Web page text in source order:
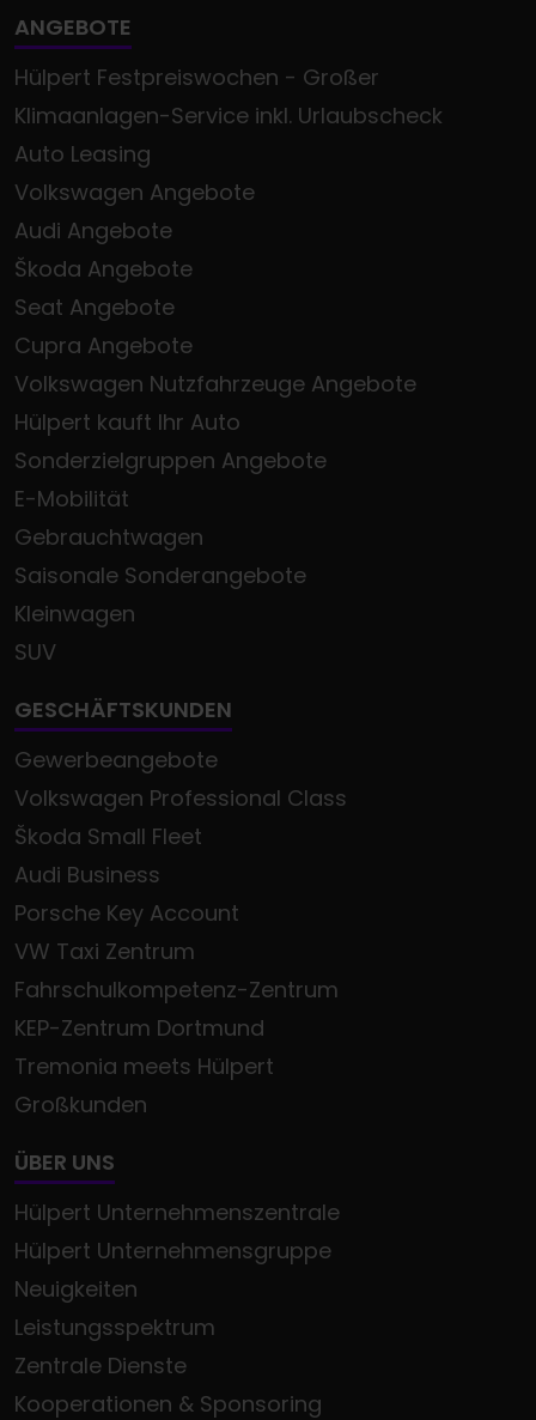
ANGEBOTE
Hülpert Festpreiswochen - Großer
Klimaanlagen-Service inkl. Urlaubscheck
Auto Leasing
Volkswagen Angebote
Audi Angebote
Škoda Angebote
Seat Angebote
Cupra Angebote
Volkswagen Nutzfahrzeuge Angebote
Hülpert kauft Ihr Auto
Sonderzielgruppen Angebote
E-Mobilität
Gebrauchtwagen
Saisonale Sonderangebote
Kleinwagen
SUV
GESCHÄFTSKUNDEN
Gewerbeangebote
Volkswagen Professional Class
Škoda Small Fleet
Audi Business
Porsche Key Account
VW Taxi Zentrum
Fahrschulkompetenz-Zentrum
KEP-Zentrum Dortmund
Tremonia meets Hülpert
Großkunden
ÜBER UNS
Hülpert Unternehmenszentrale
Hülpert Unternehmensgruppe
Neuigkeiten
Leistungsspektrum
Zentrale Dienste
Kooperationen & Sponsoring